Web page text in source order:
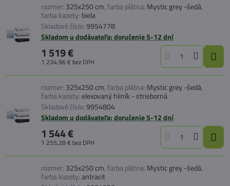
rozmer: 325x250 cm,farba plátna: Mystic grey -šedá,
farba kazety: biela
Skladové číslo:9954778
Skladom u dodávateľa: doručenie 5-12 dní
1 519 €
1 234,96 € bez DPH
rozmer: 325x250 cm,farba plátna: Mystic grey -šedá,
farba kazety:elexovaný hliník - strieborná
Skladové číslo:9954804
Skladom u dodávateľa: doručenie 5-12 dní
1 544 €
1 255,28 € bez DPH
rozmer: 325x250 cm,farba plátna: Mystic grey -šedá,
farba kazety:antracit